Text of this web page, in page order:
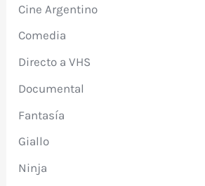
Cine Argentino
Comedia
Directo a VHS
Documental
Fantasía
Giallo
Ninja